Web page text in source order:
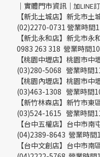
｜實體門市資訊｜ 加LINE
【新北土城店】新北市土
(02)2270-0731 營業時間
【新北永和店】新北市
0983 263 318 營業時間
【桃園中壢店】桃園市中
(03)280-5068 營業時間
【桃園內壢店】桃園市
(03)463-1308 營業時間
【新竹林森店】新竹市東
(03)524-1615 營業時間
【台中五權店】台中市
(04)2389-8643 營業時間
【台中文創店】台中市